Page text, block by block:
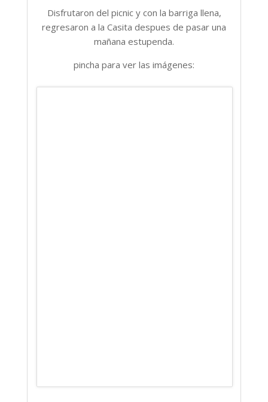
Disfrutaron del picnic y con la barriga llena,
regresaron a la Casita despues de pasar una
mañana estupenda.
pincha para ver las imágenes: